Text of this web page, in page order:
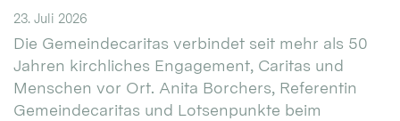
23. Juli 2026
Die Gemeindecaritas verbindet seit mehr als 50
Jahren kirchliches Engagement, Caritas und
Menschen vor Ort. Anita Borchers, Referentin
Gemeindecaritas und Lotsenpunkte beim